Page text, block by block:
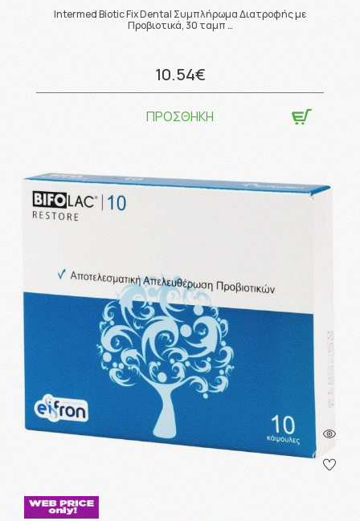
Intermed Biotic Fix Dental Συμπλήρωμα Διατροφής με
Προβιοτικά, 30 ταμπ …
10.54€
ΠΡΟΣΘΗΚΗ